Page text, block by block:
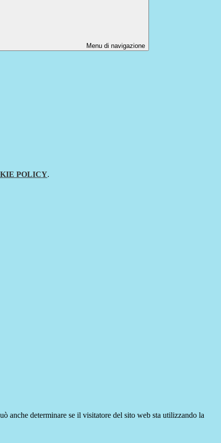
Menu di navigazione
POLICY.
anche determinare se il visitatore del sito web sta utilizzando la